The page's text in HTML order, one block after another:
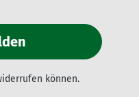
können.